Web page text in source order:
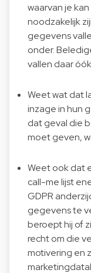
waarvan je
noodzakelijk
gegevens
onder.
vallen daar
Weet wat dat
inzage in hun
dat geval die
moet geven,
Weet ook dat
call-me lijst
GDPR
gegevens te
beroept hij of
recht om die
motivering en